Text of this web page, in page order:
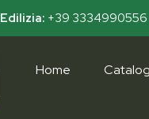
Edilizia: +39 3334990556
Home